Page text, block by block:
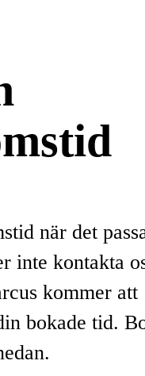
när det
inte kontakta
kommer att
bokade tid.